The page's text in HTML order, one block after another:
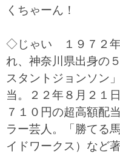
くちゃーん！
◇じゃい １９７２年
れ、神奈川県出身の
スタントジョンソン
当。２２年８月２１
７１０円の超高額配
ラー芸人。「勝てる
イドワークス）など